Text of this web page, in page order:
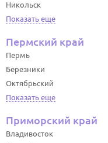
Никольск
Показать еще
Пермский край
Пермь
Березники
Октябрьский
Показать еще
Приморский край
Владивосток